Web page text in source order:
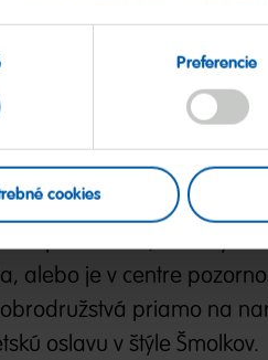
Preferencie
cookies
sú plné farieb, zábavy a
alebo je v centre
priamo na
oslavu v štýle Šmolkov.